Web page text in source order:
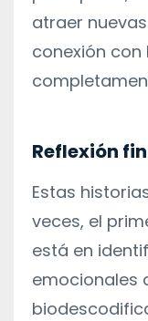
atraer
conexión
Reflexión
Estas
veces, el
está en
emocionales